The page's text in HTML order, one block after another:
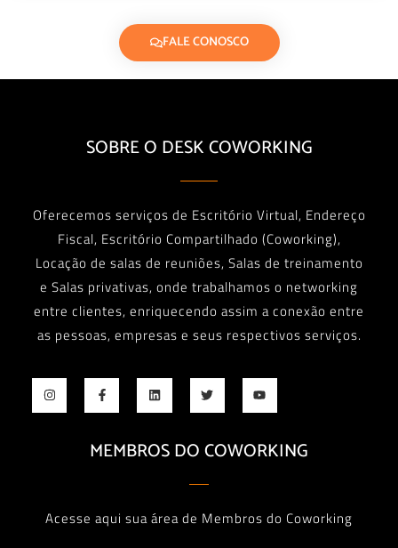
FALE CONOSCO
SOBRE O DESK COWORKING
Oferecemos serviços de Escritório Virtual, Endereço
Fiscal, Escritório Compartilhado (Coworking),
Locação de salas de reuniões, Salas de treinamento
e Salas privativas, onde trabalhamos o networking
entre clientes, enriquecendo assim a conexão entre
as pessoas, empresas e seus respectivos serviços.
MEMBROS DO COWORKING
Acesse aqui sua área de Membros do Coworking